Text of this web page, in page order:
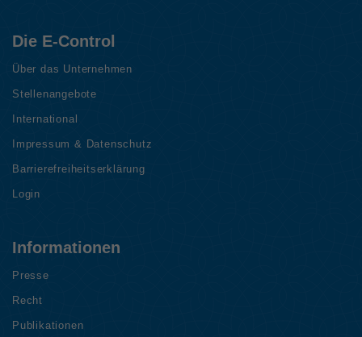
Die E-Control
Über das Unternehmen
Stellenangebote
International
Impressum & Datenschutz
Barrierefreiheitserklärung
Login
Informationen
Presse
Recht
Publikationen